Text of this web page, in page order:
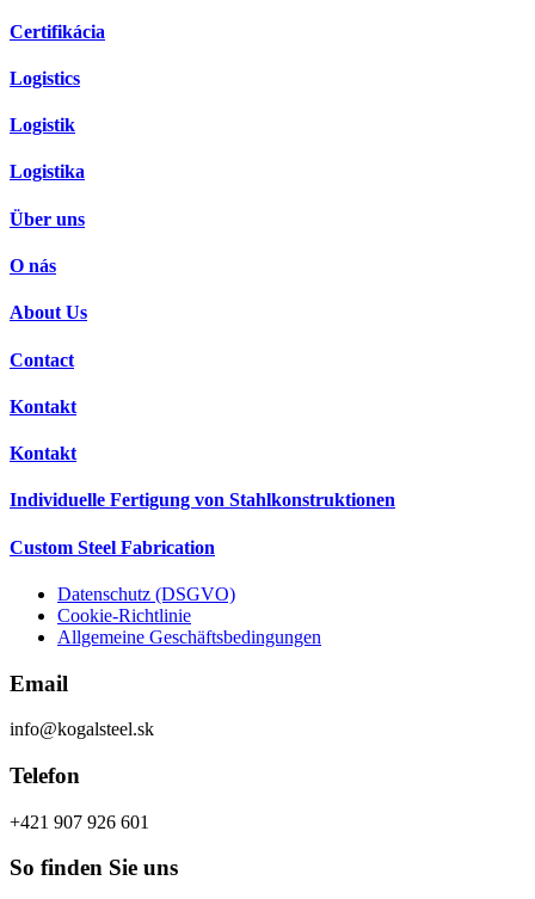
Certifikácia
Logistics
Logistik
Logistika
Über uns
O nás
About Us
Contact
Kontakt
Kontakt
Individuelle Fertigung von Stahlkonstruktionen
Custom Steel Fabrication
Datenschutz (DSGVO)
Cookie-Richtlinie
Allgemeine Geschäftsbedingungen
Email
info@kogalsteel.sk
Telefon
+421 907 926 601
So finden Sie uns